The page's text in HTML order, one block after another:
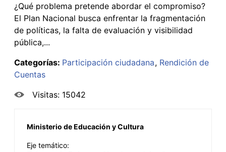
¿Qué problema pretende abordar el compromiso?
El Plan Nacional busca enfrentar la fragmentación
de políticas, la falta de evaluación y visibilidad
pública,...
Categorías: Participación ciudadana Rendición de
Cuentas
Visitas: 15042
Ministerio de Educación y Cultura
Eje temático: